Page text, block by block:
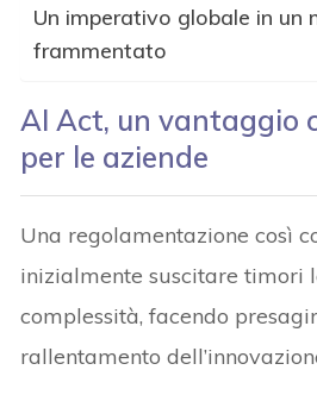
Un imperativo globale in un
frammentato
AI Act, un vantaggio
per le aziende
Una regolamentazione così
inizialmente suscitare timori
complessità, facendo
rallentamento